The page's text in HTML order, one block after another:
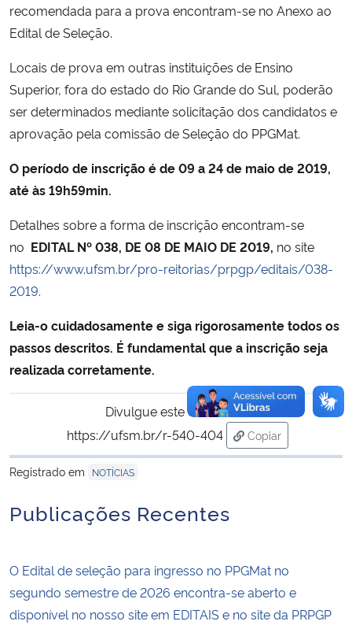
Banco Central do Brasil
Planalto
recomendada para a prova encontram-se no Anexo ao
Edital de Seleção.
Locais de prova em outras instituições de Ensino
Superior, fora do estado do Rio Grande do Sul, poderão
ser determinados mediante solicitação dos candidatos e
aprovação pela comissão de Seleção do PPGMat.
O período de inscrição é de 09 a 24 de maio de 2019,
até às 19h59min.
Detalhes sobre a forma de inscrição encontram-se
no EDITAL Nº 038, DE 08 DE MAIO DE 2019, no site
https://www.ufsm.br/pro-reitorias/prpgp/editais/038-
2019.
Leia-o cuidadosamente e siga rigorosamente todos os
passos descritos. É fundamental que a inscrição seja
realizada corretamente.
Divulgue este conteúdo:
https://ufsm.br/r-540-404
Copiar
para área de
Registrado em
NOTÍCIAS
Publicações Recentes
O Edital de seleção para ingresso no PPGMat no
segundo semestre de 2026 encontra-se aberto e
disponível no nosso site em EDITAIS e no site da PRPGP